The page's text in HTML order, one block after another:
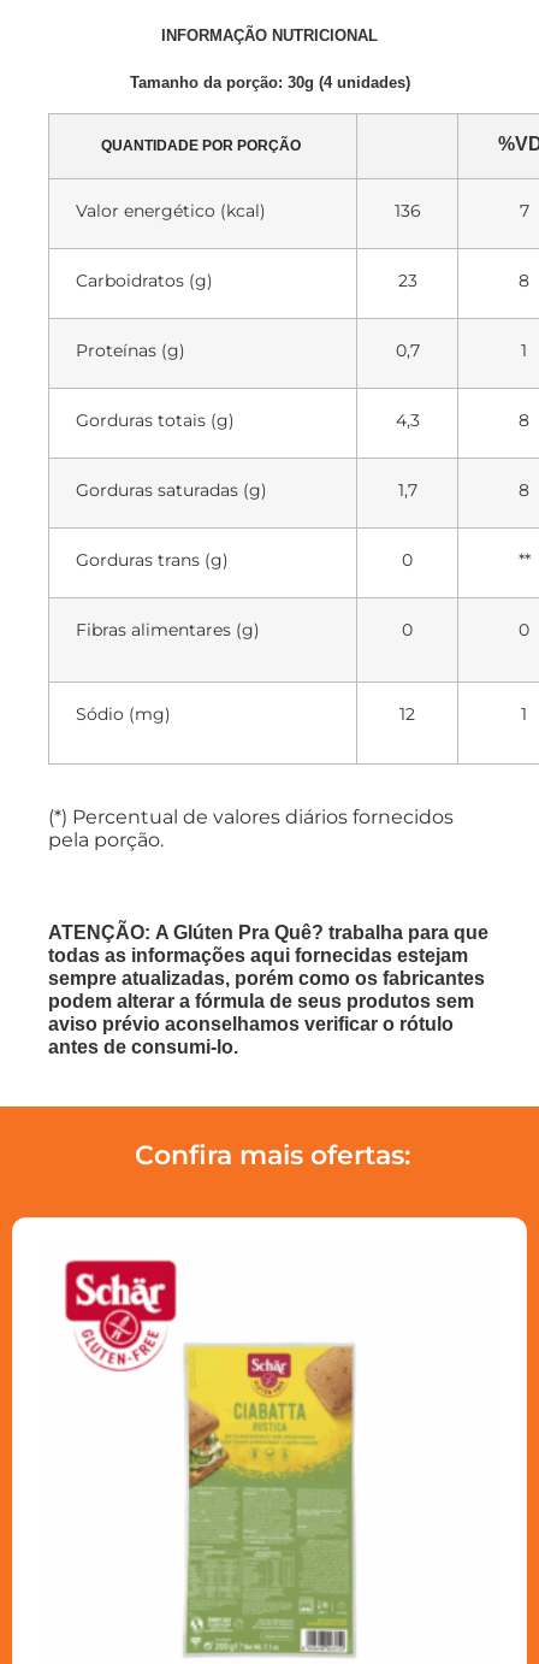
INFORMAÇÃO NUTRICIONAL
Tamanho da porção: 30g (4 unidades)
QUANTIDADE POR PORÇÃO
Valor energético (kcal) 136 7
Carboidratos (g) 23 8
Proteínas (g) 0,7 1
Gorduras totais (g) 4,3 8
Gorduras saturadas (g) 1,7 8
Gorduras trans (g) 0 **
Fibras alimentares (g) 0 0
Sódio (mg) 12 1
(*) Percentual de valores diários fornecidos
pela porção.
ATENÇÃO: A Glúten Pra Quê? trabalha para que
todas as informações aqui fornecidas estejam
sempre atualizadas, porém como os fabricantes
podem alterar a fórmula de seus produtos sem
aviso prévio aconselhamos verificar o rótulo
antes de consumi-lo.
Confira mais ofertas: